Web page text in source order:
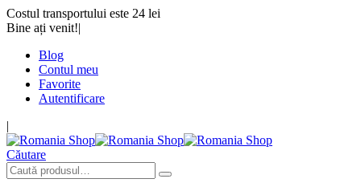
Costul transportului este 24 lei
Bine ați venit!|
Blog
Contul meu
Favorite
Autentificare
|
Căutare